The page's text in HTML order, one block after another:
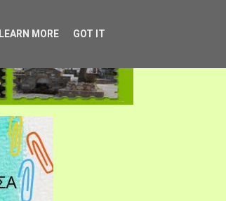
LEARN MORE GOT IT